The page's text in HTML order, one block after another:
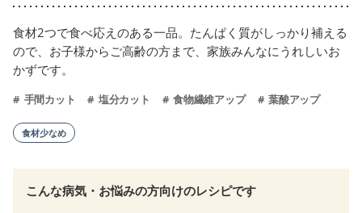
食材2つで食べ応えのある一品。たんぱく質がしっかり補える
ので、お子様からご高齢の方まで、家族みんなにうれしいお
かずです。
手間カット 塩分カット 食物繊維アップ 葉酸アップ
食材少なめ
こんな病気・お悩みの方向けのレシピです